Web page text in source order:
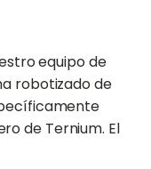
equipo de
robotizado de
de Ternium. El